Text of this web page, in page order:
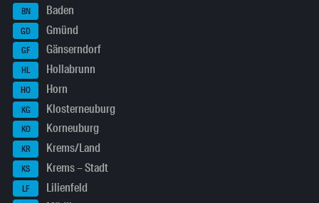
BN Baden
GD Gmünd
GF Gänserndorf
HL Hollabrunn
HO Horn
KG Klosterneuburg
KO Korneuburg
KR Krems/Land
KS Krems – Stadt
LF Lilienfeld